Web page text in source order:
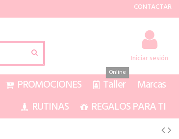
CONTACTAR
Iniciar sesión
Marcas
Taller
Online
PROMOCIONES
REGALOS PARA TI
RUTINAS